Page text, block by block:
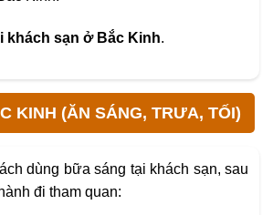
khách sạn ở Bắc Kinh.
KINH (ĂN SÁNG, TRƯA, TỐI)
dùng bữa sáng tại khách sạn, sau
đi tham quan: